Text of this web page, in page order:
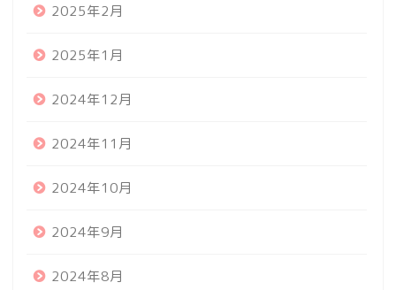
2025年2月
2025年1月
2024年12月
2024年11月
2024年10月
2024年9月
2024年8月